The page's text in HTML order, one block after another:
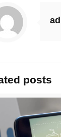
posts